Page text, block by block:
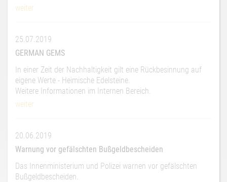
weiter
25.07.2019
GERMAN GEMS
In einer Zeit der Nachhaltigkeit gilt eine Rückbesinnung auf
eigene Werte - Heimische Edelsteine.
Weitere Informationen im Internen Bereich.
weiter
20.06.2019
Warnung vor gefälschten Bußgeldbescheiden
Das Innenministerium und Polizei warnen vor gefälschten
Bußgeldbescheiden.